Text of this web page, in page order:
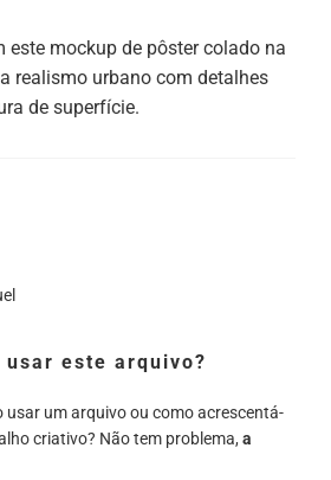
este mockup de pôster colado na
realismo urbano com detalhes
de superfície.
usar este arquivo?
usar um arquivo ou como acrescentá-
criativo? Não tem problema, a